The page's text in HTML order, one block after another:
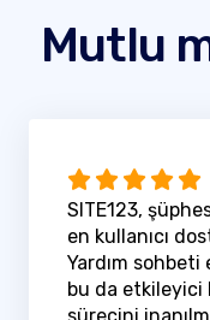
Mutlu
SITE123,
en kullanıcı
Yardım
bu da etkileyici